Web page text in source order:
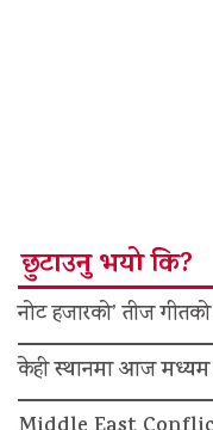
छुटाउनु भयो कि?
नोट हजारको’ तीज
केही स्थानमा आज मध्यम